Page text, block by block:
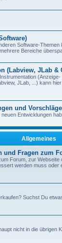
Software-
Bereiche
(Labview, JLab &
JLab, ...) kann
und
Entwicklungen
Allgemeines
und Fragen zum
Forum, zur Webseite
werden muss oder
Suchst Du
nicht in die übrigen